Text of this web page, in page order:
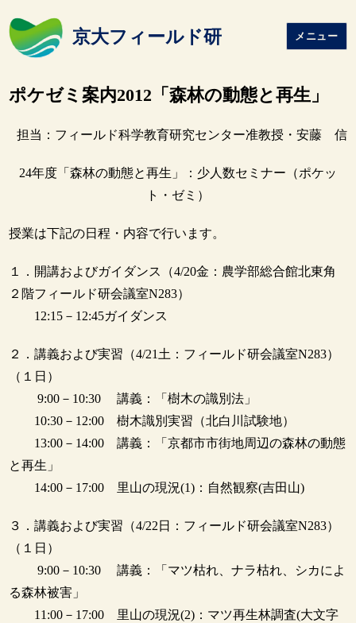
京大フィールド研 メニュー
ポケゼミ案内2012「森林の動態と再生」
担当：フィールド科学教育研究センター准教授・安藤 信
24年度「森林の動態と再生」：少人数セミナー（ポケッ
ト・ゼミ）
授業は下記の日程・内容で行います。
１．開講およびガイダンス（4/20金：農学部総合館北東角
２階フィールド研会議室N283）
12:15－12:45ガイダンス
２．講義および実習（4/21土：フィールド研会議室N283）
（１日）
9:00－10:30 講義：「樹木の識別法」
10:30－12:00 樹木識別実習（北白川試験地）
13:00－14:00 講義：「京都市市街地周辺の森林の動態
と再生」
14:00－17:00 里山の現況(1)：自然観察(吉田山)
３．講義および実習（4/22日：フィールド研会議室N283）
（１日）
9:00－10:30 講義：「マツ枯れ、ナラ枯れ、シカによ
る森林被害」
11:00－17:00 里山の現況(2)：マツ再生林調査(大文字